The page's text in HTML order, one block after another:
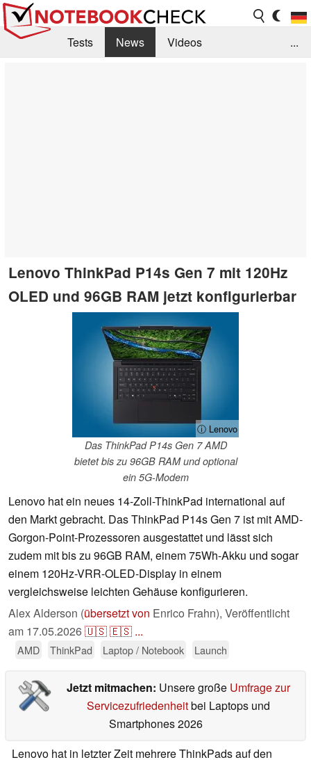
Tests News
Videos
...
Lenovo ThinkPad P14s Gen 7 mit 120Hz
OLED und 96GB RAM jetzt konfigurierbar
ⓘ Lenovo
Das ThinkPad P14s Gen 7 AMD
bietet bis zu 96GB RAM und optional
ein 5G-Modem
Lenovo hat ein neues 14-Zoll-ThinkPad international auf
den Markt gebracht. Das ThinkPad P14s Gen 7 ist mit AMD-
Gorgon-Point-Prozessoren ausgestattet und lässt sich
zudem mit bis zu 96GB RAM, einem 75Wh-Akku und sogar
einem 120Hz-VRR-OLED-Display in einem
vergleichsweise leichten Gehäuse konfigurieren.
Alex Alderson (übersetzt von Enrico Frahn), Veröffentlicht
am 17.05.2026🇺🇸🇪🇸 ...
AMD ThinkPad Laptop / Notebook Launch
Jetzt mitmachen: Unsere große Umfrage zur
Servicezufriedenheitbei Laptops und
Smartphones 2026
Lenovo hat in letzter Zeit mehrere ThinkPads auf den